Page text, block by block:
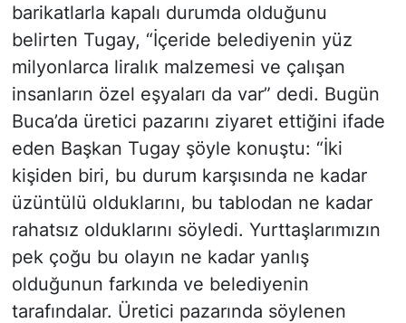
barikatlarla kapalı durumda olduğunu
belirten Tugay, “İçeride belediyenin yüz
milyonlarca liralık malzemesi ve çalışan
insanların özel eşyaları da var” dedi. Bugün
Buca’da üretici pazarını ziyaret ettiğini ifade
eden Başkan Tugay şöyle konuştu: “İki
kişiden biri, bu durum karşısında ne kadar
üzüntülü olduklarını, bu tablodan ne kadar
rahatsız olduklarını söyledi. Yurttaşlarımızın
pek çoğu bu olayın ne kadar yanlış
olduğunun farkında ve belediyenin
tarafındalar. Üretici pazarında söylenen